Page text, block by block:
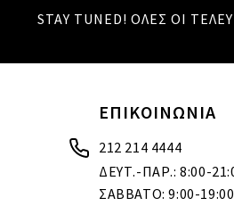
STAY TUNED! ΟΛΕΣ ΟΙ
ΕΠΙΚΟΙΝΩΝΙΑ
212 214 4444
ΔΕΥΤ.-ΠΑΡ.: 8:00-
ΣΑΒΒΑΤΟ: 9:00-19:00